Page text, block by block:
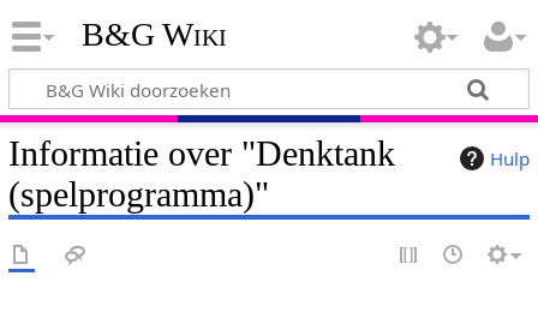
B&G Wiki
Hulp
Informatie over "Denktank
(spelprogramma)"